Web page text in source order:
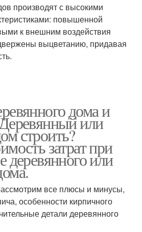
производят с высокими
повышенной
к внешним воздействия
выцветанию, придавая
дома и
или
строить?
затрат при
деревянного или
все плюсы и минусы,
особенности кирпичного
детали деревянного